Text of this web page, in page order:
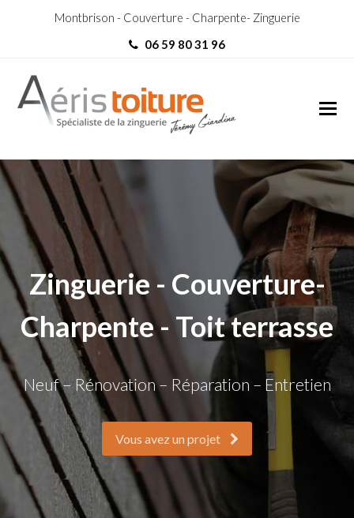
Montbrison - Couverture - Charpente- Zinguerie
06 59 80 31 96
Charpentier Meylan
Zinguerie - Couverture-
Charpente - Toit terrasse
Neuf – Rénovation – Réparation – Entretien
Vous avez un projet